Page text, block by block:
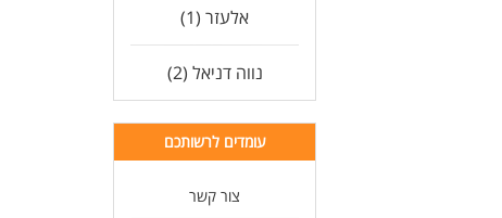
אלעזר (1)
נווה דניאל (2)
עומדים לרשותכם
צור קשר